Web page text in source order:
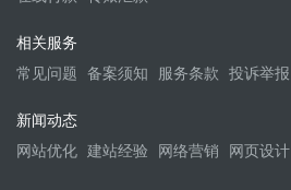
相关服务
常见问题
备案须知 服务条款 投诉举报
新闻动态
网站优化 建站经验 网络营销 网页设计